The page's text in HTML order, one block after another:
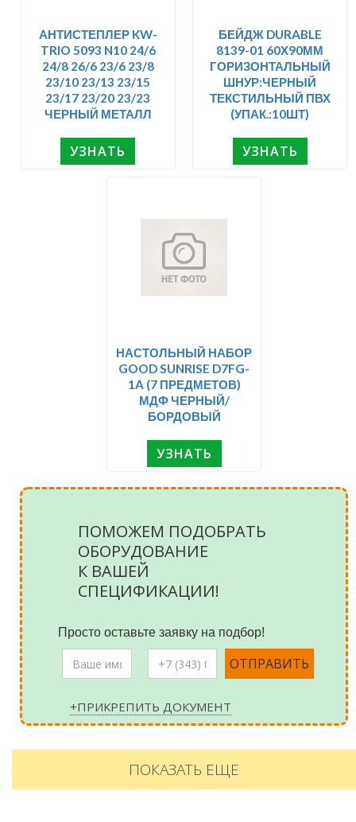
АНТИСТЕПЛЕР KW-
TRIO 5093 N10 24/6
24/8 26/6 23/6 23/8
23/10 23/13 23/15
23/17 23/20 23/23
ЧЕРНЫЙ МЕТАЛЛ
УЗНАТЬ
БЕЙДЖ DURABLE
8139-01 60Х90ММ
ГОРИЗОНТАЛЬНЫЙ
ШНУР:ЧЕРНЫЙ
ТЕКСТИЛЬНЫЙ ПВХ
(УПАК.:10ШТ)
УЗНАТЬ
НАСТОЛЬНЫЙ НАБОР
GOOD SUNRISE D7FG-
1A (7 ПРЕДМЕТОВ)
МДФ ЧЕРНЫЙ/
БОРДОВЫЙ
УЗНАТЬ
ПОМОЖЕМ ПОДОБРАТЬ
ОБОРУДОВАНИЕ
К ВАШЕЙ
СПЕЦИФИКАЦИИ!
Просто оставьте заявку на подбор!
+ПРИКРЕПИТЬ ДОКУМЕНТ
ПОКАЗАТЬ ЕЩЕ